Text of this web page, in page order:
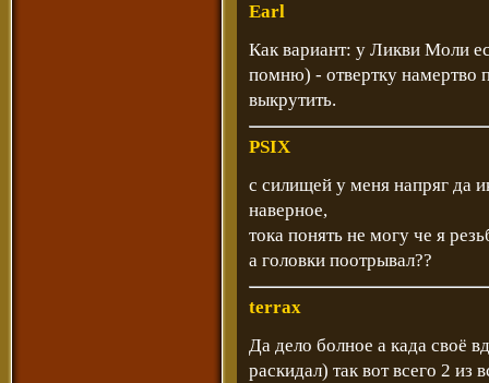
Earl
Как вариант: у Ликви Моли
помню) - отвертку намертво
выкрутить.
PSIX
c силищей у меня напряг да
наверное,
тока понять не могу че я
а головки поотрывал??
terrax
Да дело болное а када своё
раскидал) так вот всего 2 из